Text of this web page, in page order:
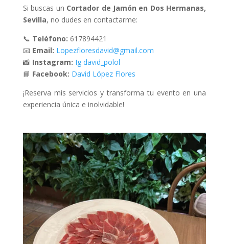
Si buscas un Cortador de Jamón en Dos Hermanas,
Sevilla, no dudes en contactarme:
📞 Teléfono: 617894421
📧 Email: Lopezfloresdavid@gmail.com
📸 Instagram: Ig david_polol
📘 Facebook: David López Flores
¡Reserva mis servicios y transforma tu evento en una
experiencia única e inolvidable!